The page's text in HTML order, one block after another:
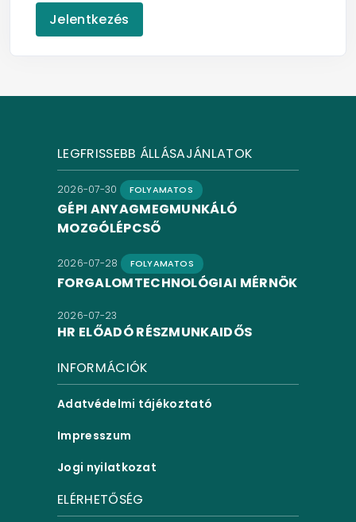
Jelentkezés
LEGFRISSEBB ÁLLÁSAJÁNLATOK
2026-07-30 FOLYAMATOS
GÉPI ANYAGMEGMUNKÁLÓ
MOZGÓLÉPCSŐ
2026-07-28 FOLYAMATOS
FORGALOMTECHNOLÓGIAI MÉRNÖK
2026-07-23
HR ELŐADÓ RÉSZMUNKAIDŐS
INFORMÁCIÓK
Adatvédelmi tájékoztató
Impresszum
Jogi nyilatkozat
ELÉRHETŐSÉG